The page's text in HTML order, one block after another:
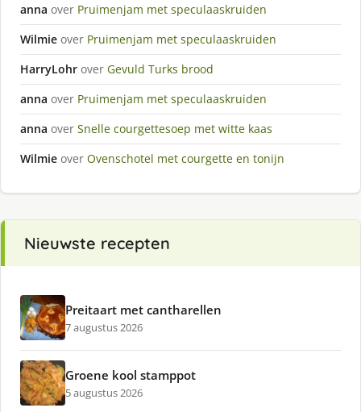
anna over Pruimenjam met speculaaskruiden
Wilmie over Pruimenjam met speculaaskruiden
HarryLohr over Gevuld Turks brood
anna over Pruimenjam met speculaaskruiden
anna over Snelle courgettesoep met witte kaas
Wilmie over Ovenschotel met courgette en tonijn
Nieuwste recepten
Preitaart met cantharellen
7 augustus 2026
Groene kool stamppot
5 augustus 2026